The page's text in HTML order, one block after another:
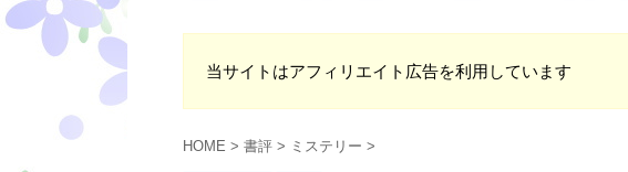
当サイトはアフィリエイト広告を利用しています
HOME > 書評 > ミステリー >